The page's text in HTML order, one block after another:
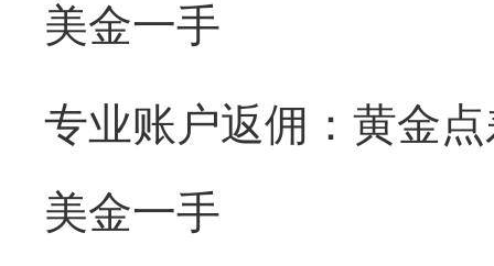
美金一手
专业账户返佣：黄金
美金一手